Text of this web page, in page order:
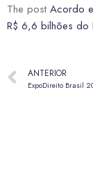
The post Acordo
R$ 6,6 bilhões do
ANTERIOR